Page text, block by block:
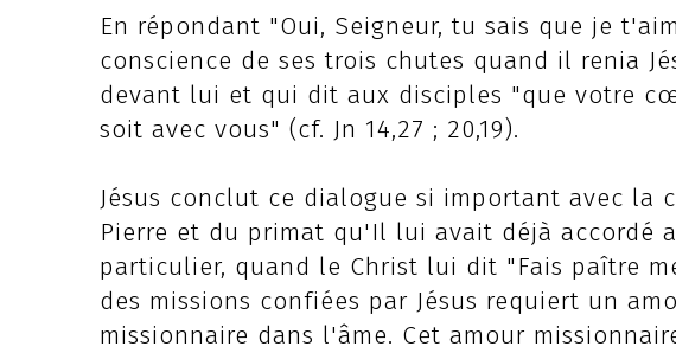
En répondant "Oui, Seigneur, tu sais que je
conscience de ses trois chutes quand il renia
devant lui et qui dit aux disciples "que votre
soit avec vous" (cf. Jn 14,27 ; 20,19).
Jésus conclut ce dialogue si important avec la
Pierre et du primat qu'Il lui avait déjà accordé
particulier, quand le Christ lui dit "Fais paître
des missions confiées par Jésus requiert un
missionnaire dans l'âme. Cet amour